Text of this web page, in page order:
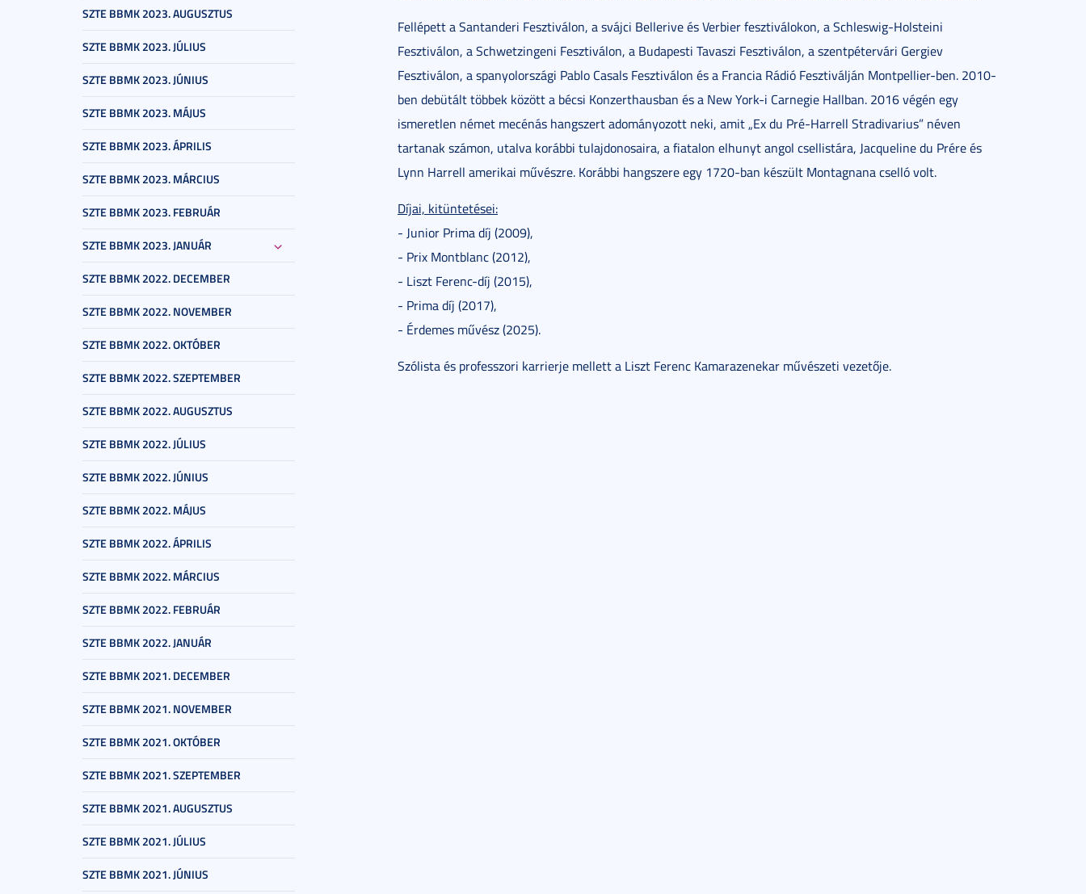
SZTE BBMK 2023. AUGUSZTUS
SZTE BBMK 2023. JÚLIUS
SZTE BBMK 2023. JÚNIUS
SZTE BBMK 2023. MÁJUS
SZTE BBMK 2023. ÁPRILIS
SZTE BBMK 2023. MÁRCIUS
SZTE BBMK 2023. FEBRUÁR
SZTE BBMK 2023. JANUÁR
SZTE BBMK 2022. DECEMBER
SZTE BBMK 2022. NOVEMBER
SZTE BBMK 2022. OKTÓBER
SZTE BBMK 2022. SZEPTEMBER
SZTE BBMK 2022. AUGUSZTUS
SZTE BBMK 2022. JÚLIUS
SZTE BBMK 2022. JÚNIUS
SZTE BBMK 2022. MÁJUS
SZTE BBMK 2022. ÁPRILIS
SZTE BBMK 2022. MÁRCIUS
SZTE BBMK 2022. FEBRUÁR
SZTE BBMK 2022. JANUÁR
SZTE BBMK 2021. DECEMBER
SZTE BBMK 2021. NOVEMBER
SZTE BBMK 2021. OKTÓBER
SZTE BBMK 2021. SZEPTEMBER
SZTE BBMK 2021. AUGUSZTUS
SZTE BBMK 2021. JÚLIUS
SZTE BBMK 2021. JÚNIUS
Fellépett a Santanderi Fesztiválon, a svájci Bellerive és Verbier fesztiválokon, a Schleswig-Holsteini
Fesztiválon, a Schwetzingeni Fesztiválon, a Budapesti Tavaszi Fesztiválon, a szentpétervári Gergiev
Fesztiválon, a spanyolországi Pablo Casals Fesztiválon és a Francia Rádió Fesztiválján Montpellier-ben. 2010-
ben debütált többek között a bécsi Konzerthausban és a New York-i Carnegie Hallban. 2016 végén egy
ismeretlen német mecénás hangszert adományozott neki, amit „Ex du Pré-Harrell Stradivarius” néven
tartanak számon, utalva korábbi tulajdonosaira, a fiatalon elhunyt angol csellistára, Jacqueline du Prére és
Lynn Harrell amerikai művészre. Korábbi hangszere egy 1720-ban készült Montagnana cselló volt.
Díjai, kitüntetései:
- Junior Prima díj (2009),
- Prix Montblanc (2012),
- Liszt Ferenc-díj (2015),
- Prima díj (2017),
- Érdemes művész (2025).
Szólista és professzori karrierje mellett a Liszt Ferenc Kamarazenekar művészeti vezetője.